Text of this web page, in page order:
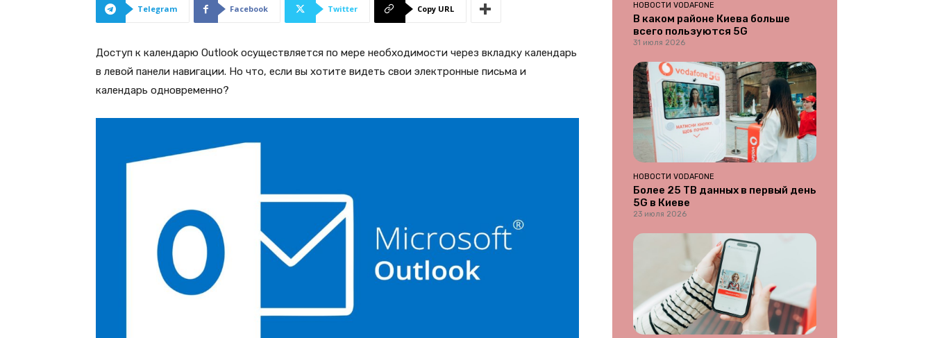
Telegram Facebook Twitter Copy URL
Доступ к календарю Outlook осуществляется по мере необходимости через вкладку календарь
в левой панели навигации. Но что, если вы хотите видеть свои электронные письма и
календарь одновременно?
НОВОСТИ VODAFONE
В каком районе Киева больше
всего пользуются 5G
31 июля 2026
НОВОСТИ VODAFONE
Более 25 ТВ данных в первый день
5G в Киеве
23 июля 2026